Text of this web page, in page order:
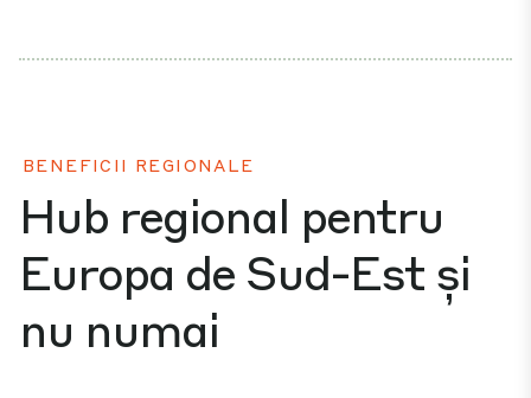
BENEFICII REGIONALE
Hub regional pentru
Europa de Sud-Est și
nu numai